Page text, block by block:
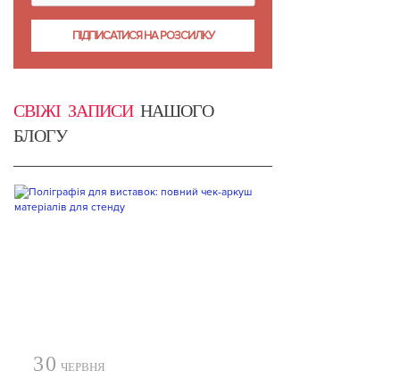
СВІЖІ ЗАПИСИНАШОГО
БЛОГУ
30 ЧЕРВНЯ